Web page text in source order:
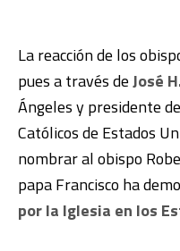
La reacción de los
pues a través deJosé
Ángeles y presidente
Católicos de Estados
nombrar al obispo
papa Francisco ha
por la Iglesia en los